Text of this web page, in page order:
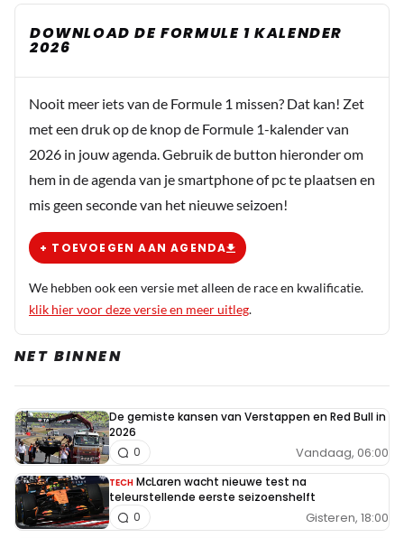
DOWNLOAD DE FORMULE 1 KALENDER
2026
Nooit meer iets van de Formule 1 missen? Dat kan! Zet
met een druk op de knop de Formule 1-kalender van
2026 in jouw agenda. Gebruik de button hieronder om
hem in de agenda van je smartphone of pc te plaatsen en
mis geen seconde van het nieuwe seizoen!
+ TOEVOEGEN AAN AGENDA
We hebben ook een versie met alleen de race en kwalificatie.
klik hier voor deze versie en meer uitleg.
NET BINNEN
De gemiste kansen van Verstappen en Red Bull in
2026
Vandaag, 06:00
0
TECH McLaren wacht nieuwe test na
teleurstellende eerste seizoenshelft
Gisteren, 18:00
0